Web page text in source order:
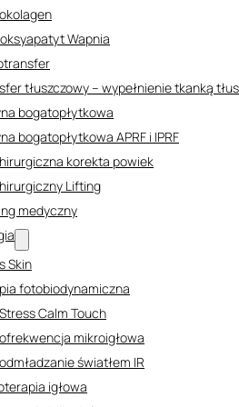
Wapnia
tłuszczowy – wypełnienie tkanką
bogatopłytkowa
bogatopłytkowa APRF i IPRF
korekta powiek
Lifting
medyczny
Skin
fotobiodynamiczna
Calm Touch
mikroigłowa
światłem IR
igłowa